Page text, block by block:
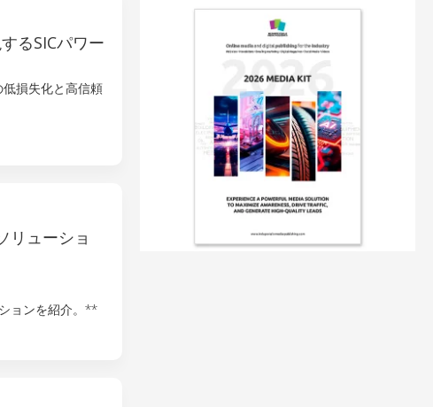
るSICパワー
低損失化と高信頼
リューショ
ョンを紹介。**